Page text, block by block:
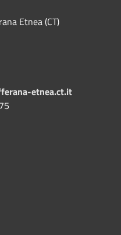
Etnea (CT)
etnea.ct.it